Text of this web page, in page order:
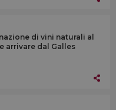
di vini naturali al
arrivare dal Galles